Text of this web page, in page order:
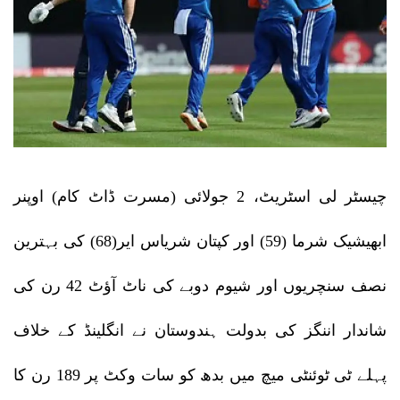
چیسٹر لی اسٹریٹ، 2 جولائی (مسرت ڈاٹ کام) اوپنر
ابھیشیک شرما (59) اور کپتان شریاس ایر(68) کی بہترین
نصف سنچریوں اور شیوم دوبے کی ناٹ آؤٹ 42 رن کی
شاندار اننگز کی بدولت ہندوستان نے انگلینڈ کے خلاف
پہلے ٹی ٹوئنٹی میچ میں بدھ کو سات وکٹ پر 189 رن کا